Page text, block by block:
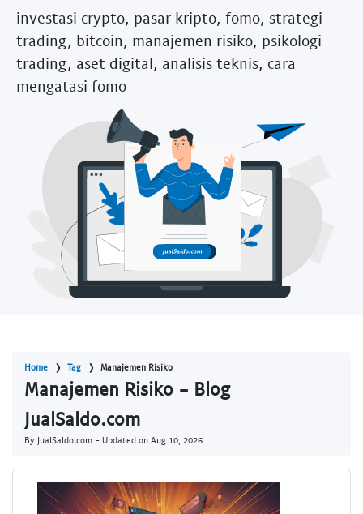
investasi crypto, pasar kripto, fomo, strategi
trading, bitcoin, manajemen risiko, psikologi
trading, aset digital, analisis teknis, cara
mengatasi fomo
Home Tag Manajemen Risiko
Manajemen Risiko - Blog
JualSaldo.com
By JualSaldo.com - Updated on Aug 10, 2026